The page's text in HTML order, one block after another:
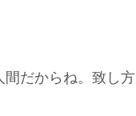
間だからね。致し方